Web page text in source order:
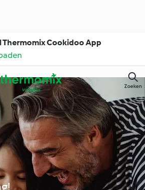
Thermomix Cookidoo App
Zoeken